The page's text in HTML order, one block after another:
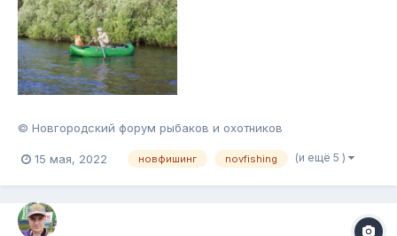
© Новгородский форум рыбаков и охотников
15 мая, 2022 новфишинг novfishing (и ещё 5 )